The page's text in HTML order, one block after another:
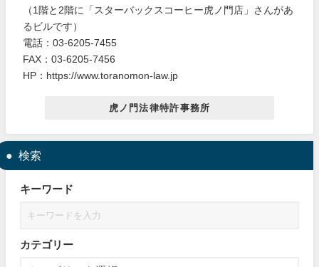
（1階と2階に「スターバックスコーヒー虎ノ門店」さんがあ
るビルです）
電話：03-6205-7455
FAX：03-6205-7456
HP：https://www.toranomon-law.jp
虎ノ門法律特許事務所
検索
キーワード
カテゴリー